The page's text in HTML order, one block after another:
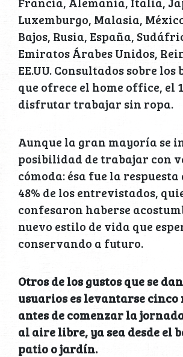
Luxemburgo, Malasia,
Bajos, Rusia, España,
Emiratos Árabes Unidos,
EE.UU. Consultados sobre
que ofrece el home office, el
disfrutar trabajar sin ropa.
Aunque la gran mayoría se
posibilidad de trabajar con
cómoda: ésa fue la respuesta
48% de los entrevistados,
confesaron haberse
nuevo estilo de vida que
conservando a futuro.
Otros de los gustos que se
usuarios es levantarse cinco
antes de comenzar la
al aire libre, ya sea desde el
patio o jardín.